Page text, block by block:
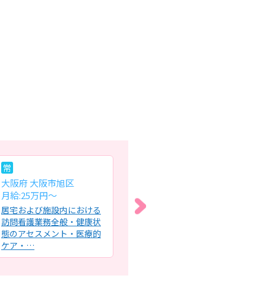
常
大阪府 大阪市旭区
月給:25万円～
居宅および施設内における
訪問看護業務全般・健康状
態のアセスメント・医療的
ケア・…
月給:30万円
訪問看護における看護業務